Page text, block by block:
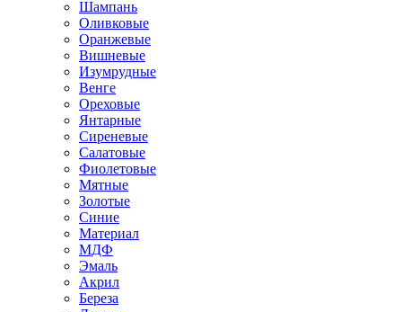
Шампань
Оливковые
Оранжевые
Вишневые
Изумрудные
Венге
Ореховые
Янтарные
Сиреневые
Салатовые
Фиолетовые
Мятные
Золотые
Синие
Материал
МДФ
Эмаль
Акрил
Береза